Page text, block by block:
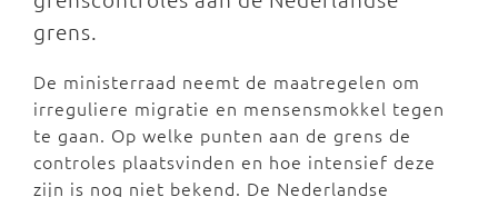
grens.
De ministerraad neemt de maatregelen om
irreguliere migratie en mensensmokkel tegen
te gaan. Op welke punten aan de grens de
controles plaatsvinden en hoe intensief deze
zijn is nog niet bekend. De Nederlandse